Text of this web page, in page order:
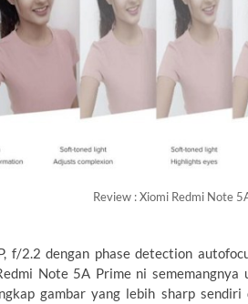
Review : Xiomi Redmi Note
f/2.2 dengan phase detection
Note 5A Prime ni
gambar yang lebih sharp